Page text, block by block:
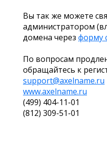
Вы так же можете
администратором
домена через форму
По вопросам
обращайтесь к
support@axelname.ru
www.axelname.ru
(499) 404-11-01
(812) 309-51-01